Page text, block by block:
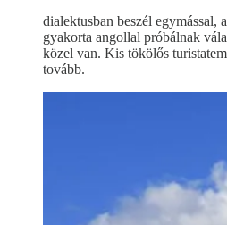
dialektusban beszél egymással,
gyakorta angollal próbálnak
közel van. Kis tökölős
tovább.